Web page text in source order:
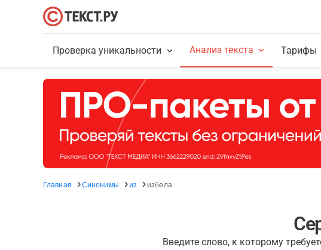
Проверка уникальности Анализ текста Тарифы
Главная Синонимы из избела
Введите слово, к которому